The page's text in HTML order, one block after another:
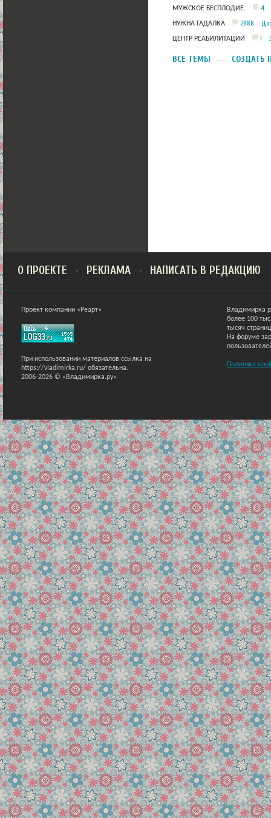
МУЖСКОЕ БЕСПЛОДИЕ. 4
НУЖНА ГАДАЛКА 2888
ЦЕНТР РЕАБИЛИТАЦИИ 1
ВСЕ ТЕМЫ СОЗДАТЬ
О ПРОЕКТЕ РЕКЛАМА НАПИСАТЬ В РЕДАКЦИЮ
Проект компании «Реарт»
При использовании материалов ссылка на
https://vladimirka.ru/ обязательна.
2006-2026 © «Владимирка.ру»
Владимирка
более 100
тысяч
На форуме
Политика